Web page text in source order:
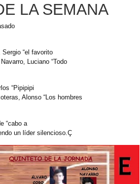
LA SEMANA
“el favorito
Luciano “Todo
“Pipipipi
Alonso “Los hombres
“cabo a
un líder silencioso.Ç